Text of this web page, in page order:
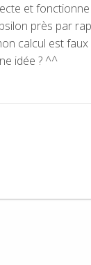
et
près par
calcul est
idée ? ^^